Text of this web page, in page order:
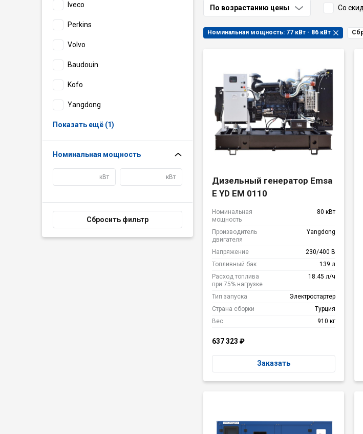
Iveco
Perkins
Volvo
Baudouin
Kofo
Yangdong
Показать ещё (1)
Номинальная мощность
кВт кВт
Сбросить фильтр
По возрастанию цены Со
Номинальная мощность: 77 кВт - 86 кВт
Дизельный генератор Emsa
E YD EM 0110
Номинальная
мощность
80 кВт
Производитель
двигателя
Yangdong
Напряжение
230/400 В
Топливный бак
139 л
Расход топлива
при 75% нагрузке
18.45 л/ч
Тип запуска
Электростартер
Страна сборки
Турция
Вес
910 кг
637 323 ₽
Заказать